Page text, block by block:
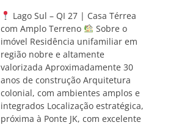
Lago Sul – QI 27 | Casa Térrea
com Amplo Terreno
Sobre o
imóvel Residência unifamiliar em
região nobre e altamente
valorizada Aproximadamente 30
anos de construção Arquitetura
colonial, com ambientes amplos e
integrados Localização estratégica,
próxima à Ponte JK, com excelente